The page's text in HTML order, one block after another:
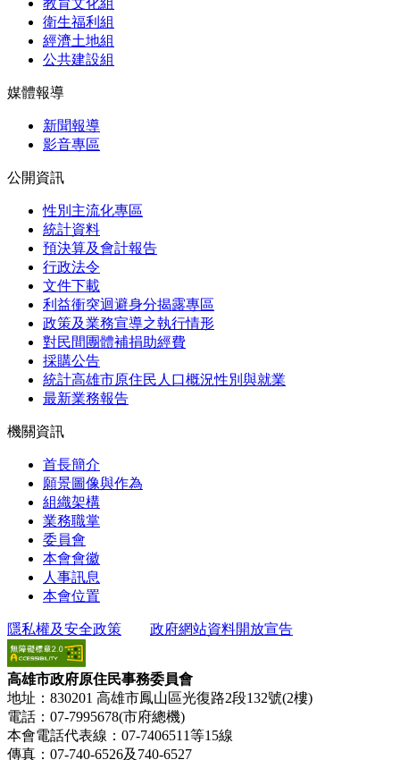
衛生福利組
經濟土地組
公共建設組
媒體報導
新聞報導
影音專區
公開資訊
性別主流化專區
統計資料
預決算及會計報告
行政法令
文件下載
利益衝突迴避身分揭露專區
政策及業務宣導之執行情形
對民間團體補捐助經費
採購公告
統計高雄市原住民人口概況性別與就業
最新業務報告
機關資訊
首長簡介
願景圖像與作為
組織架構
業務職掌
委員會
本會會徽
人事訊息
本會位置
隱私權及安全政策 政府網站資料開放宣告
高雄市政府原住民事務委員會
地址：830201 高雄市鳳山區光復路2段132號(2樓)
電話：07-7995678(市府總機)
本會電話代表線：07-7406511等15線
傳真：07-740-6526及740-6527